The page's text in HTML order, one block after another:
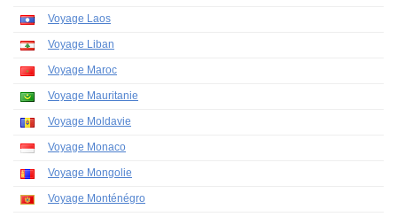
Voyage Laos
Voyage Liban
Voyage Maroc
Voyage Mauritanie
Voyage Moldavie
Voyage Monaco
Voyage Mongolie
Voyage Monténégro